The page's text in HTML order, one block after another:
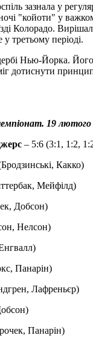
зазнала у
"койоти" у
Колорадо.
третьому періоді.
Нью-Йорка.
дотиснути
19 лютого
– 5:6 (3:1, 1:2,
Какко)
Мейфілд)
Добсон)
Нелсон)
Панарін)
Лафреньєр)
Панарін)